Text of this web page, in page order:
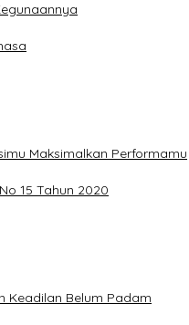
Maksimalkan Performamu
15 Tahun 2020
Keadilan Belum Padam